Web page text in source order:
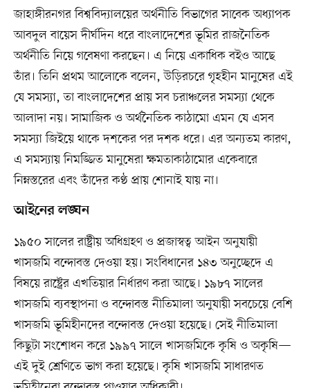
জাহাঙ্গীরনগর বিশ্ববিদ্যালয়ের অর্থনীতি বিভাগের সাবেক অধ্যাপক
আবদুল বায়েস দীর্ঘদিন ধরে বাংলাদেশের ভূমির রাজনৈতিক
অর্থনীতি নিয়ে গবেষণা করছেন। এ নিয়ে একাধিক বইও আছে
তাঁর। তিনি প্রথম আলোকে বলেন, উড়িরচরে গৃহহীন মানুষের এই
যে সমস্যা, তা বাংলাদেশের প্রায় সব চরাঞ্চলের সমস্যা থেকে
আলাদা নয়। সামাজিক ও অর্থনৈতিক কাঠামো এমন যে এসব
সমস্যা জিইয়ে থাকে দশকের পর দশক ধরে। এর অন্যতম কারণ,
এ সমস্যায় নিমজ্জিত মানুষেরা ক্ষমতাকাঠামোর একেবারে
নিম্নস্তরের এবং তাঁদের কণ্ঠ প্রায় শোনাই যায় না।
আইনের লঙ্ঘন
১৯৫০ সালের রাষ্ট্রীয় অধিগ্রহণ ও প্রজাস্বত্ব আইন অনুযায়ী
খাসজমি বন্দোবস্ত দেওয়া হয়। সংবিধানের ১৪৩ অনুচ্ছেদে এ
বিষয়ে রাষ্ট্রের এখতিয়ার নির্ধারণ করা আছে। ১৯৮৭ সালের
খাসজমি ব্যবস্থাপনা ও বন্দোবস্ত নীতিমালা অনুযায়ী সবচেয়ে বেশি
খাসজমি ভূমিহীনদের বন্দোবস্ত দেওয়া হয়েছে। সেই নীতিমালা
কিছুটা সংশোধন করে ১৯৯৭ সালে খাসজমিকে কৃষি ও অকৃষি—
এই দুই শ্রেণিতে ভাগ করা হয়েছে। কৃষি খাসজমি সাধারণত